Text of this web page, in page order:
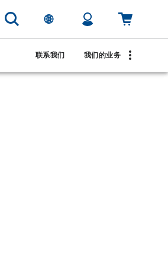
联系我们 我们的业务